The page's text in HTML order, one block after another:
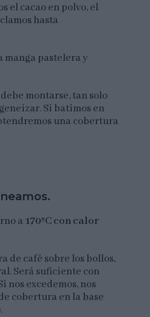
el cacao en polvo, el
hasta
pastelera y
montarse, tan solo
Si batimos en
una cobertura
a170ºC con calor
de café sobre los bollos,
Será suficiente con
nos excedemos, nos
cobertura en la base